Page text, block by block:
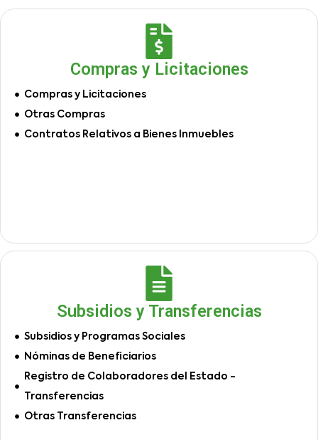
Compras y Licitaciones
Compras y Licitaciones
Otras Compras
Contratos Relativos a Bienes Inmuebles
Subsidios y Transferencias
Subsidios y Programas Sociales
Nóminas de Beneficiarios
Registro de Colaboradores del Estado -
Transferencias
Otras Transferencias